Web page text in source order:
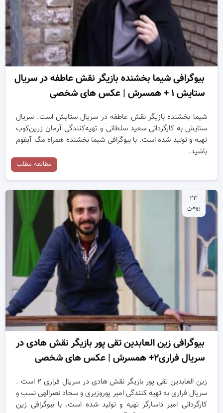
بیوگرافی شیما بخشنده بازیگر نقش عاطفه در سریال
ستایش ۱ + همسرش | عکس های شخصی
شیما بخشنده بازیگر نقش عاطفه در سریال ستایش است. سریال
ستایش به کارگردانی سعید سلطانی و تهیه‌کنندگی آرمان زرین‌کوب
تهیه و تولید شده است. با بیوگرافی شیما بخشنده همراه مگ آیفوم
باشید.
مطالعه مطلب
۲۳
بهمن
بیوگرافی زین العابدین تقی پور بازیگر نقش هادی در
سریال فراری۲+ همسرش | عکس های شخصی
زین العابدین تقی پور بازیگر نقش هادی در سریال فراری ۲ است .
سریال فراری به تهیه کنندگی امیر پوروزیری و سجاد نصرالهی نسب و
کارگردانی امیر داسارگر تهیه و تولید شده است. با بیوگرافی زین